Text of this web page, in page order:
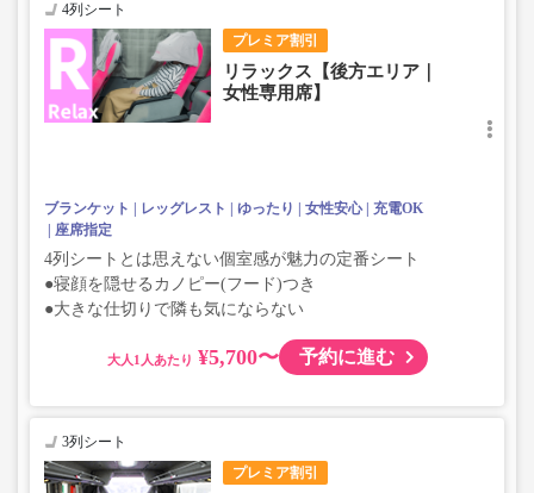
プレミア割引
4列シート
リラックス【後方エリア｜
女性専用席】
ブランケット レッグレスト ゆったり 女性安心
充電OK
座席指定
4列シートとは思えない個室感が魅力の定番シート
●寝顔を隠せるカノピー(フード)つき
●大きな仕切りで隣も気にならない
大人 ¥5,700〜 予約に進む
プレミア割引
3列シート